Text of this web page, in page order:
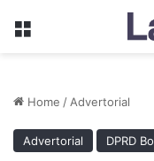
Menu
Home /Advertorial
Advertorial DPRD